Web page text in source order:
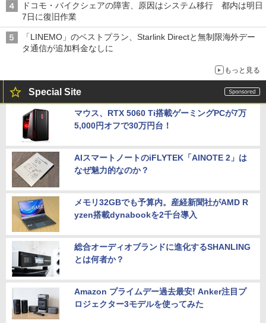
ドコモ・バイクシェアの障害、原因はシステム移行 都内は明日
7日に復旧作業
「LINEMO」のベストプラン、Starlink Directと無制限海外デー
タ通信が追加料金なしに
もっと見る
Special Site
マウス、RTX 5060 Ti搭載ゲーミングPCが7万
5,000円オフで30万円台！
AIスマートノートのiFLYTEK「AINOTE 2」は
なぜ魅力的なのか？
メモリ32GBでも予算内。産経新聞社がAMD R
yzen搭載dynabookを2千台導入
総合オーディオブランドに進化するSHANLING
とは何者か？
Amazon プライムデー過去最安! Anker注目プ
ロジェクター3モデルを使ってみた